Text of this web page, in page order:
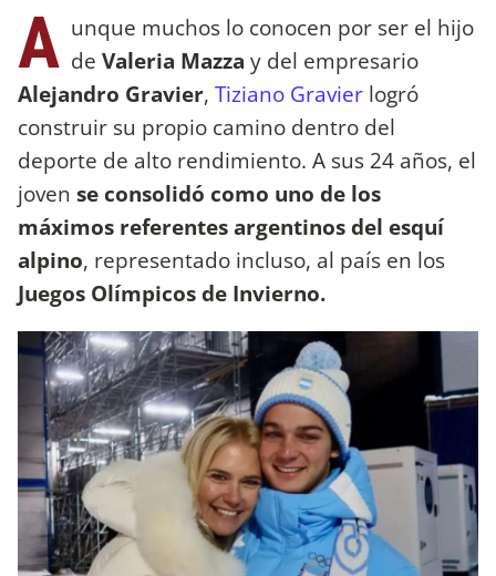
A unque muchos lo conocen por ser el hijo
de Valeria Mazza y del empresario
Alejandro Gravier, Tiziano Gravier logró
construir su propio camino dentro del
deporte de alto rendimiento. A sus 24 años, el
joven se consolidó como uno de los
máximos referentes argentinos del esquí
alpino, representado incluso, al país en los
Juegos Olímpicos de Invierno.